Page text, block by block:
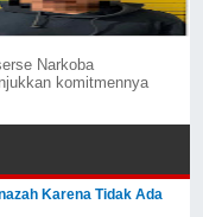
Narkoba
komitmennya
Karena Tidak Ada